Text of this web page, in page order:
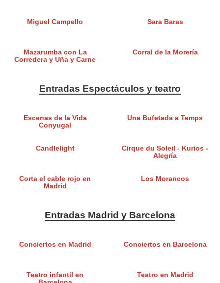
Miguel Campello Sara Baras
Mazarumba con La
Corredera y Uña y Carne
Corral de la Morería
Entradas Espectáculos y teatro
Escenas de la Vida
Conyugal
Una Bufetada a Temps
Candlelight
Cirque du Soleil - Kurios -
Alegría
Corta el cable rojo en
Madrid
Los Morancos
Entradas Madrid y Barcelona
Conciertos en Madrid Conciertos en Barcelona
Teatro infantil en
Teatro en Madrid